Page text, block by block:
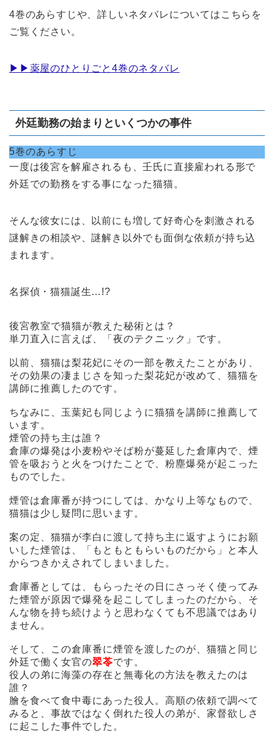
4巻のあらすじや、詳しいネタバレについてはこちらを
ご覧ください。
▶︎▶︎薬屋のひとりごと4巻のネタバレ
外廷勤務の始まりといくつかの事件
5巻のあらすじ
一度は後宮を解雇されるも、壬氏に直接雇われる形で
外廷での勤務をする事になった猫猫。
そんな彼女には、以前にも増して好奇心を刺激される
謎解きの相談や、謎解き以外でも面倒な依頼が持ち込
まれます。
名探偵・猫猫誕生…!?
後宮教室で猫猫が教えた秘術とは？
単刀直入に言えば、「夜のテクニック」です。
以前、猫猫は梨花妃にその一部を教えたことがあり、
その効果の凄まじさを知った梨花妃が改めて、猫猫を
講師に推薦したのです。
ちなみに、玉葉妃も同じように猫猫を講師に推薦して
います。
煙管の持ち主は誰？
倉庫の爆発は小麦粉やそば粉が蔓延した倉庫内で、煙
管を吸おうと火をつけたことで、粉塵爆発が起こった
ものでした。
煙管は倉庫番が持つにしては、かなり上等なもので、
猫猫は少し疑問に思います。
案の定、猫猫が李白に渡して持ち主に返すようにお願
いした煙管は、「もともともらいものだから」と本人
からつきかえされてしまいました。
倉庫番としては、もらったその日にさっそく使ってみ
た煙管が原因で爆発を起こしてしまったのだから、そ
んな物を持ち続けようと思わなくても不思議ではあり
ません。
そして、この倉庫番に煙管を渡したのが、猫猫と同じ
外廷で働く女官の翠苓です。
役人の弟に海藻の存在と無毒化の方法を教えたのは
誰？
膾を食べて食中毒にあった役人。高順の依頼で調べて
みると、事故ではなく倒れた役人の弟が、家督欲しさ
に起こした事件でした。